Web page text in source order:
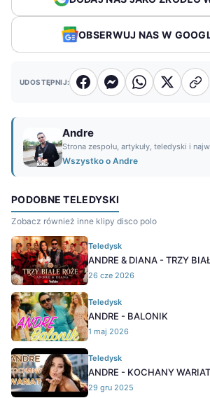
OBSERWUJ NAS W
UDOSTĘPNIJ:
Andre
Strona zespołu, artykuły, teledyski i
Wszystko o Andre
PODOBNE TELEDYSKI
Zobacz również inne klipy disco polo
Teledysk
ANDRE & DIANA - TRZY
26 cze 2026
Teledysk
ANDRE - BALONIK
1 maj 2026
Teledysk
ANDRE - KOCHANY WARIAT
29 gru 2025